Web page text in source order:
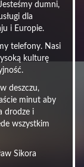
dumni,
dla
i Europie.
telefony. Nasi
kulturę
deszczu,
minut aby
drodze i
wszystkim
Sikora